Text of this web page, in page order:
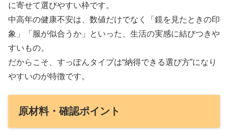
に寄せて選びやすい枠です。
中高年の健康不安は、数値だけでなく「鏡を見たときの印
象」「服が似合うか」といった、生活の実感に結びつきや
すいもの。
だからこそ、すっぽんタイプは“納得できる選び方”になり
やすいのが特徴です。
原材料・確認ポイント